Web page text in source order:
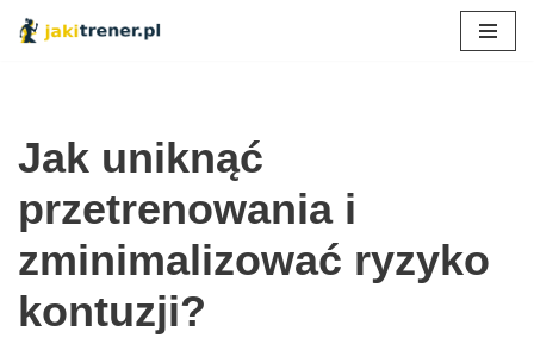
Jak uniknąć
przetrenowania i
zminimalizować ryzyko
kontuzji?